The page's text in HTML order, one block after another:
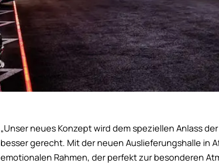
„Unser neues Konzept wird dem speziellen Anlass
besser gerecht. Mit der neuen Auslieferungshalle in
emotionalen Rahmen, der perfekt zur besonderen